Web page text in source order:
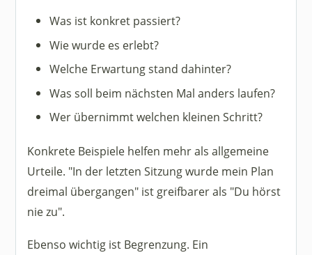
Was ist konkret passiert?
Wie wurde es erlebt?
Welche Erwartung stand dahinter?
Was soll beim nächsten Mal anders laufen?
Wer übernimmt welchen kleinen Schritt?
Konkrete Beispiele helfen mehr als allgemeine
Urteile. "In der letzten Sitzung wurde mein Plan
dreimal übergangen" ist greifbarer als "Du hörst
nie zu".
Ebenso wichtig ist Begrenzung. Ein